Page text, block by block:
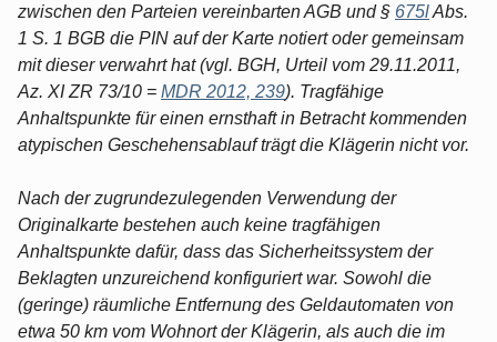
zwischen den Parteien vereinbarten AGB und § 675lAbs.
1 S. 1 BGB die PIN auf der Karte notiert oder gemeinsam
mit dieser verwahrt hat (vgl. BGH, Urteil vom 29.11.2011,
Az. XI ZR 73/10 = MDR 2012, 239). Tragfähige
Anhaltspunkte für einen ernsthaft in Betracht kommenden
atypischen Geschehensablauf trägt die Klägerin nicht vor.
Nach der zugrundezulegenden Verwendung der
Originalkarte bestehen auch keine tragfähigen
Anhaltspunkte dafür, dass das Sicherheitssystem der
Beklagten unzureichend konfiguriert war. Sowohl die
(geringe) räumliche Entfernung des Geldautomaten von
etwa 50 km vom Wohnort der Klägerin, als auch die im